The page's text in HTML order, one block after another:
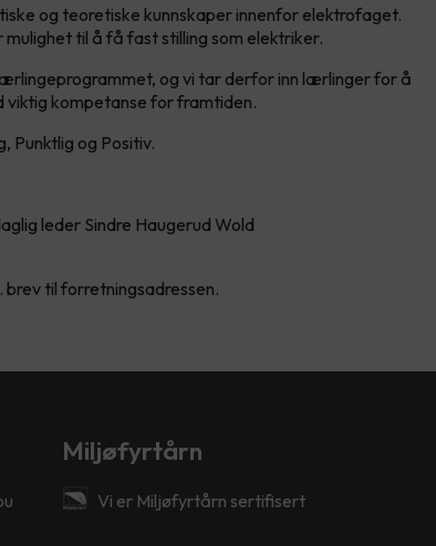
og teoretiske kunnskaper innenfor elektrofaget.
til å få fast stilling som elektriker.
og vi tar derfor inn lærlinger for å
viktig kompetanse for framtiden.
Punktlig og Positiv.
leder Sindre Haugerud Wold
brev til forretningsadressen.
Miljøfyrtårn
Vi er Miljøfyrtårn sertifisert